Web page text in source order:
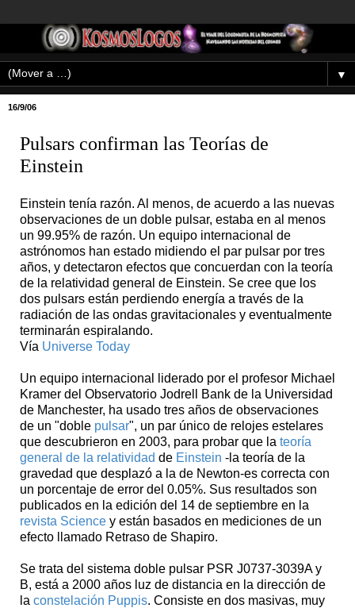
▼
16/9/06
Pulsars confirman las Teorías de
Einstein
Einstein tenía razón. Al menos, de acuerdo a las nuevas
observaciones de un doble pulsar, estaba en al menos
un 99.95% de razón. Un equipo internacional de
astrónomos han estado midiendo el par pulsar por tres
años, y detectaron efectos que concuerdan con la teoría
de la relatividad general de Einstein. Se cree que los
dos pulsars están perdiendo energía a través de la
radiación de las ondas gravitacionales y eventualmente
terminarán espiralando.
Vía Universe Today
Un equipo internacional liderado por el profesor Michael
Kramer del Observatorio Jodrell Bank de la Universidad
de Manchester, ha usado tres años de observaciones
de un "doble pulsar", un par único de relojes estelares
que descubrieron en 2003, para probar que la teoría
general de la relatividad de Einstein -la teoría de la
gravedad que desplazó a la de Newton-es correcta con
un porcentaje de error del 0.05%. Sus resultados son
publicados en la edición del 14 de septiembre en la
revista Science y están basados en mediciones de un
efecto llamado Retraso de Shapiro.
Se trata del sistema doble pulsar PSR J0737-3039A y
B, está a 2000 años luz de distancia en la dirección de
la constelación Puppis. Consiste en dos masivas, muy